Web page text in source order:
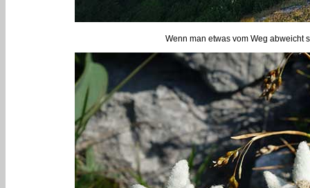
Wenn man etwas vom Weg abweicht